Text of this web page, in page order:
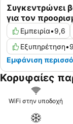
Συγκεντρώνει
για τον
Εμπειρία•9,6
Εξυπηρέτηση•
Εμφάνιση
Κορυφαίες
WiFi στην υποδοχή